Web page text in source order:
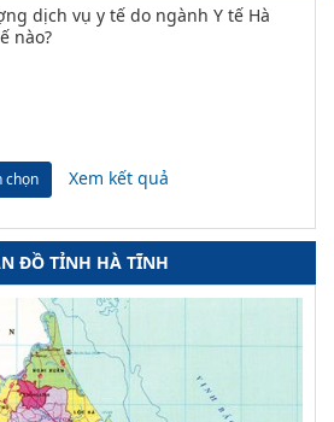
dịch vụ y tế do ngành Y tế Hà
nào?
chọn Xem kết quả
ĐỒ TỈNH HÀ TĨNH